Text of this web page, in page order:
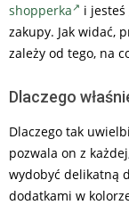
shopperka
i
zakupy. Jak widać,
zależy od tego, na
Dlaczego
Dlaczego tak
pozwala on z
wydobyć delikatną
dodatkami w